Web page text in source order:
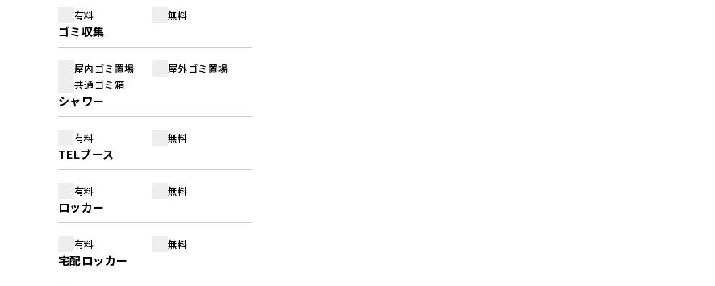
有料 無料
ゴミ収集
屋内ゴミ置場
屋外ゴミ置場
共通ゴミ箱
シャワー
有料 無料
TELブース
有料 無料
ロッカー
有料 無料
宅配ロッカー